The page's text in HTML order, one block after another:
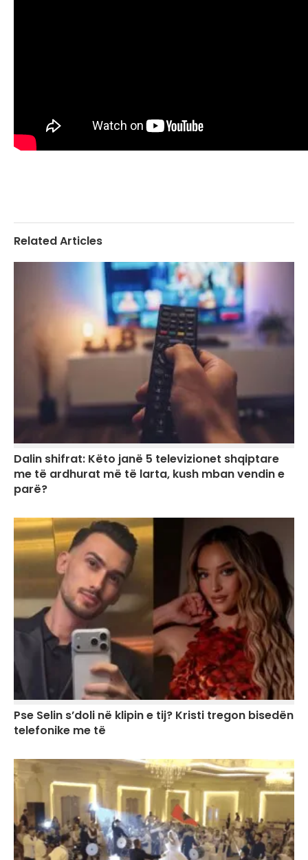
Related Articles
Dalin shifrat: Këto janë 5 televizionet shqiptare
me të ardhurat më të larta, kush mban vendin e
parë?
Pse Selin s’doli në klipin e tij? Kristi tregon bisedën
telefonike me të